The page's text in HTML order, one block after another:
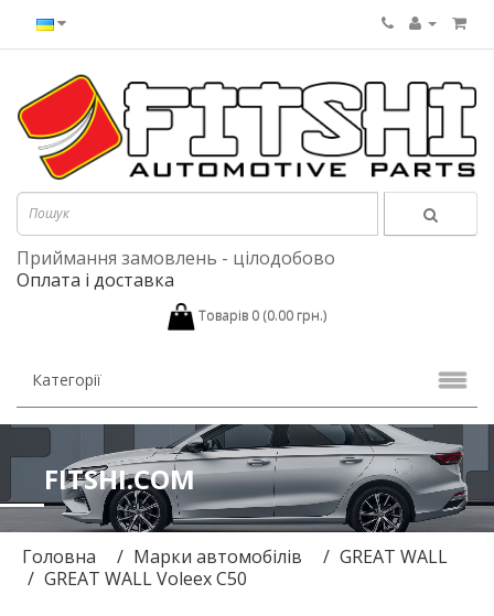
Приймання замовлень - цілодобово
Оплата і доставка
Товарів 0 (0.00 грн.)
Категорії
FITSHI.COM
Головна Марки автомобілів
GREAT WALL
GREAT WALL Voleex C50